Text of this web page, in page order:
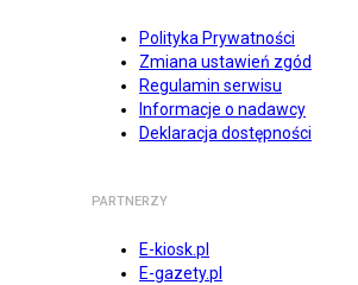
Polityka Prywatności
Zmiana ustawień zgód
Regulamin serwisu
Informacje o nadawcy
Deklaracja dostępności
PARTNERZY
E-kiosk.pl
E-gazety.pl